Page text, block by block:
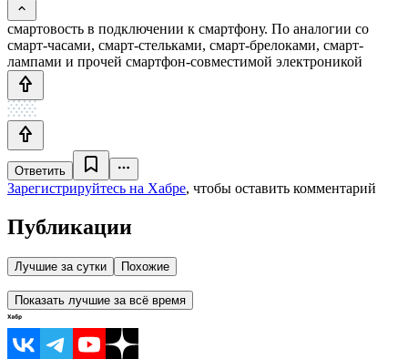
смартовость в подключении к смартфону. По аналогии со
смарт-часами, смарт-стельками, смарт-брелоками, смарт-
лампами и прочей смартфон-совместимой электроникой
Ответить
Зарегистрируйтесь на Хабре, чтобы оставить комментарий
Публикации
Лучшие за сутки Похожие
Показать лучшие за всё время